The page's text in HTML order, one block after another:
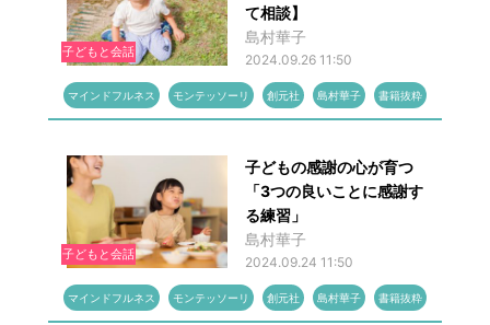
子どもと会話
て相談】
島村華子
2024.09.26 11:50
マインドフルネス モンテッソーリ 創元社 島村華子 書籍抜粋
子どもと会話
子どもの感謝の心が育つ
「3つの良いことに感謝す
る練習」
島村華子
2024.09.24 11:50
マインドフルネス モンテッソーリ 創元社 島村華子 書籍抜粋